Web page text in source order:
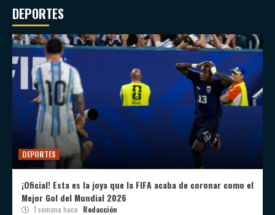
DEPORTES
DEPORTES
¡Oficial! Esta es la joya que la FIFA acaba de coronar como el
Mejor Gol del Mundial 2026
1 semana hace Redacción